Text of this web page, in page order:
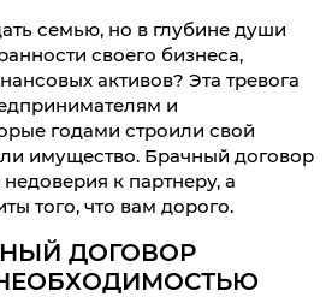
семью, но в глубине души
своего бизнеса,
активов? Эта тревога
и
годами строили свой
имущество. Брачный договор
к партнеру, а
того, что вам дорого.
ДОГОВОР